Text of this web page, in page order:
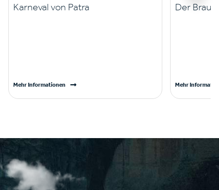
Karneval von Patra
Mehr Informationen
Der
Mehr